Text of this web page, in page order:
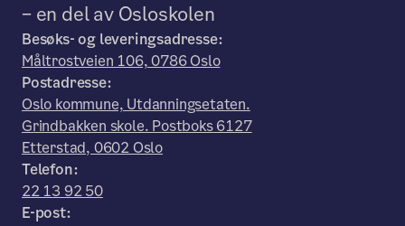
– en del av Osloskolen
Besøks- og leveringsadresse:
Måltrostveien 106, 0786 Oslo
Postadresse:
Oslo kommune, Utdanningsetaten.
Grindbakken skole. Postboks 6127
Etterstad, 0602 Oslo
Telefon:
22 13 92 50
E-post: